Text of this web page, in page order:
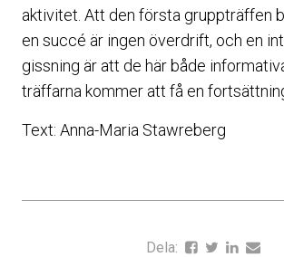
aktivitet. Att den första gruppträffen
en succé är ingen överdrift, och en
gissning är att de här både
träffarna kommer att få en
Text: Anna-Maria Stawreberg
Dela: